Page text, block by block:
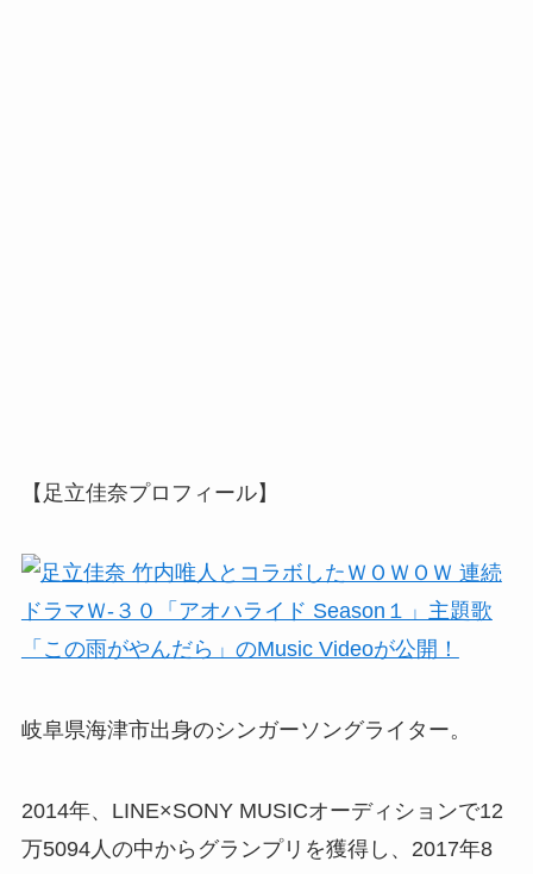
【足立佳奈プロフィール】
岐阜県海津市出身のシンガーソングライター。
2014年、LINE×SONY MUSICオーディションで12
万5094人の中からグランプリを獲得し、2017年8